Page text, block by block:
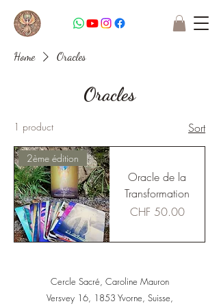
Home Oracles
Oracles
1 product Sort
2ème édition
Oracle de la
Transformation
Price
CHF 50.00
Cercle Sacré, Caroline Mauron
Versvey 16, 1853 Yvorne, Suisse,